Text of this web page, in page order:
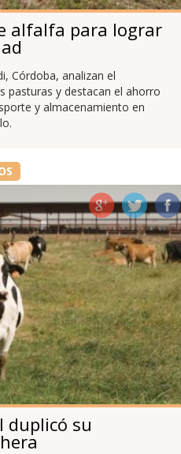
alfalfa para lograr
Córdoba, analizan el
pasturas y destacan el ahorro
y almacenamiento en
duplicó su